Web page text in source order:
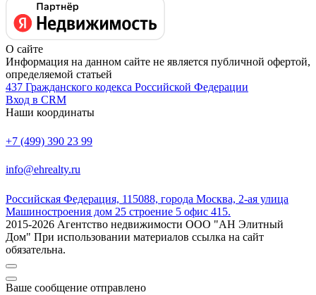
О сайте
Информация на данном сайте не является публичной офертой,
определяемой статьей
437 Гражданского кодекса Российской Федерации
Вход в CRM
Наши координаты
+7 (499) 390 23 99
info@ehrealty.ru
Российская Федерация, 115088, города Москва, 2-ая улица
Машиностроения дом 25 строение 5 офис 415.
2015-2026 Агентство недвижимости ООО "АН Элитный
Дом" При использовании материалов ссылка на сайт
обязательна.
Ваше сообщение отправлено